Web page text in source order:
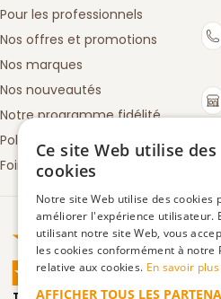
Pour les professionnels
Nos offres et promotions
Nos marques
Nos nouveautés
Notre programme fidélité
Politique de retours
Foire aux questions
Truspilot : La Boutique des
TrustScore4.5 | 3083avis
Moyens de
Ce site Web utilise des
cookies
Notre site Web utilise des cookies
améliorer l'expérience utilisateur.
utilisant notre site Web, vous
les cookies conformément à notre
relative aux cookies. En savoir plus
AFFICHER TOUS LES